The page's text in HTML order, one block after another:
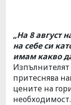
„На 8 авгyст
на себе си
имам какво
Изпълнителят
притеснява
цените на
необходимост.